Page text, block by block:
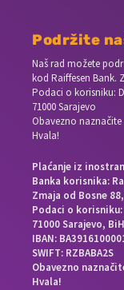
Podržite
Naš rad možete
kod Raiffesen Bank.
Podaci o korisniku:
71000 Sarajevo
Obavezno
Hvala!
Plaćanje iz
Banka korisnika:
Zmaja od Bosne
Podaci o korisniku:
71000 Sarajevo, BiH
IBAN:
SWIFT: RZBABA2S
Obavezno
Hvala!